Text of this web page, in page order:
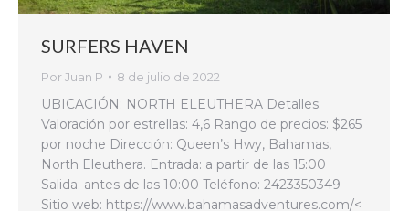
SURFERS HAVEN
PorJuan P 8 de julio de 2022
UBICACIÓN: NORTH ELEUTHERA Detalles:
Valoración por estrellas: 4,6 Rango de precios: $265
por noche Dirección: Queen’s Hwy, Bahamas,
North Eleuthera. Entrada: a partir de las 15:00
Salida: antes de las 10:00 Teléfono: 2423350349
Sitio web: https://www.bahamasadventures.com/<